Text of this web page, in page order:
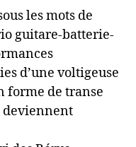
les mots de
guitare-batterie-
d’une voltigeuse
forme de transe
deviennent